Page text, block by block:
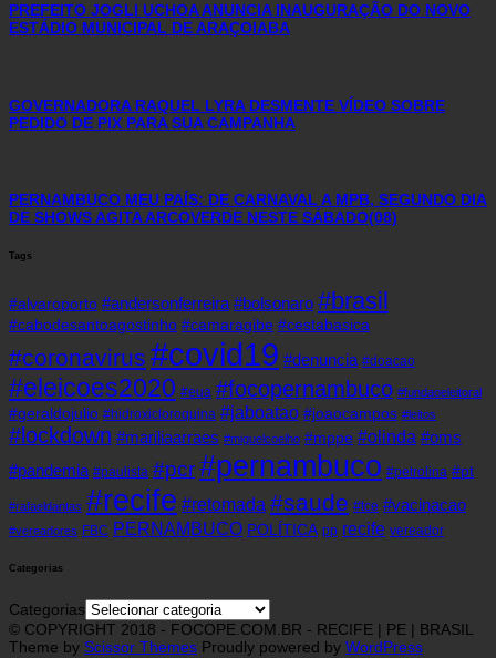
PREFEITO JOGLI UCHOA ANUNCIA INAUGURAÇÃO DO NOVO
ESTÁDIO MUNICIPAL DE ARAÇOIABA
GOVERNADORA RAQUEL LYRA DESMENTE VÍDEO SOBRE
PEDIDO DE PIX PARA SUA CAMPANHA
PERNAMBUCO MEU PAÍS: DE CARNAVAL A MPB, SEGUNDO DIA
DE SHOWS AGITA ARCOVERDE NESTE SÁBADO(08)
Tags
#alvaroporto #andersonferreira #bolsonaro #brasil
#cabodesantoagostinho #camaragibe #cestabasica
#coronavirus #covid19 #denuncia #doacao
#eleicoes2020 #eua #focopernambuco #fundaoeleitoral
#geraldojulio #hidroxicloroquina #jaboatao #joaocampos #leitos
#lockdown #mariliaarraes #miguelcoelho #mppe #olinda #oms
#pandemia #paulista #pcr#pernambuco #petrolina #pt
#rafaeldantas #recife #retomada #saude #tce #vacinacao
#vereadores FBC PERNAMBUCO POLÍTICA pp recife vereador
Categorias
Categorias
© COPYRIGHT 2018 - FOCOPE.COM.BR - RECIFE | PE | BRASIL
Theme by Scissor Themes Proudly powered by WordPress